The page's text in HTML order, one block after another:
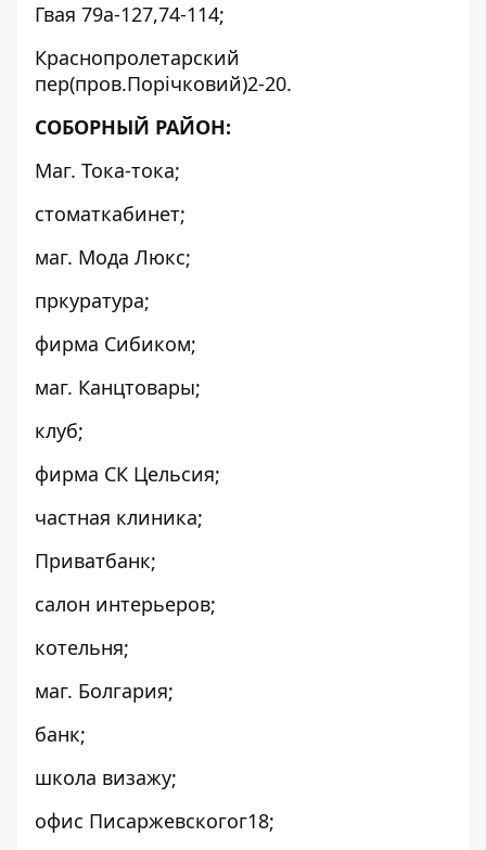
Гвая 79а-127,74-114;
Краснопролетарский
пер(пров.Порічковий)2-20.
СОБОРНЫЙ РАЙОН:
Маг. Тока-тока;
стоматкабинет;
маг. Мода Люкс;
пркуратура;
фирма Сибиком;
маг. Канцтовары;
клуб;
фирма СК Цельсия;
частная клиника;
Приватбанк;
салон интерьеров;
котельня;
маг. Болгария;
банк;
школа визажу;
офис Писаржевскогог18;